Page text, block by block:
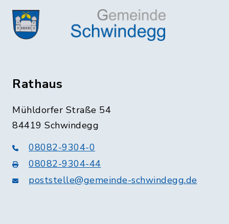
Rathaus
Mühldorfer Straße 54
84419 Schwindegg
08082-9304-0
08082-9304-44
poststelle@gemeinde-schwindegg.de